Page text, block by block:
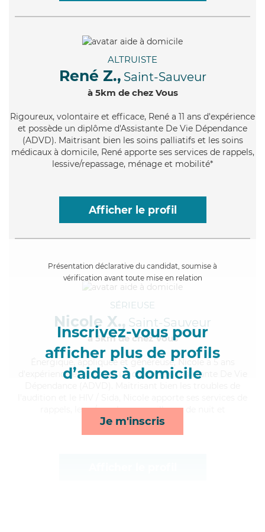
ALTRUISTE
René Z., Saint-Sauveur
à 5km de chez Vous
Rigoureux, volontaire et efficace, René a 11 ans d'expérience
et possède un diplôme d'Assistante De Vie Dépendance
(ADVD). Maitrisant bien les soins palliatifs et les soins
médicaux à domicile, René apporte ses services de rappels,
lessive/repassage, ménage et mobilité*
Afficher le profil
Présentation déclarative du candidat, soumise à
vérification avant toute mise en relation
Inscrivez-vous pour
afficher plus de profils
d’aides à domicile
Je m'inscris
SÉRIEUSE
Nicole X., Saint-Sauveur
à 5km de chez Vous
, appliquée et généreuse, Nicole a 5 ans
d'expérience et possède un diplôme d'Assistante De Vie
rappels, lever/coucher, surveillance de nuit et
toilette/habillage*